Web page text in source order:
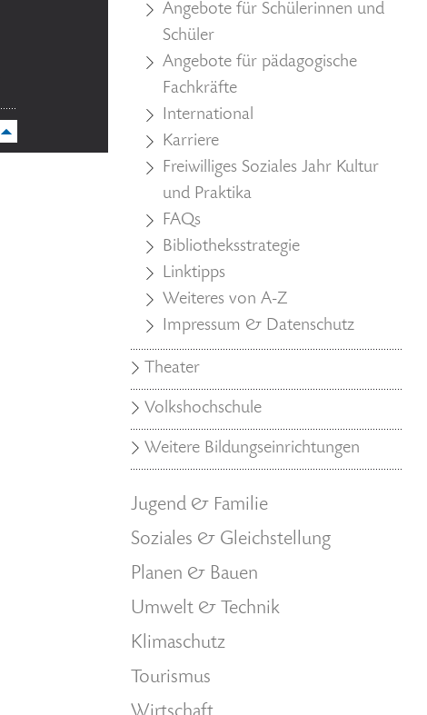
Angebote für Schülerinnen und
Schüler
Angebote für pädagogische
Fachkräfte
International
Karriere
Freiwilliges Soziales Jahr Kultur
und Praktika
FAQs
Bibliotheksstrategie
Linktipps
Weiteres von A-Z
Impressum & Datenschutz
Theater
Volkshochschule
Weitere Bildungseinrichtungen
Jugend & Familie
Soziales & Gleichstellung
Planen & Bauen
Umwelt & Technik
Klimaschutz
Tourismus